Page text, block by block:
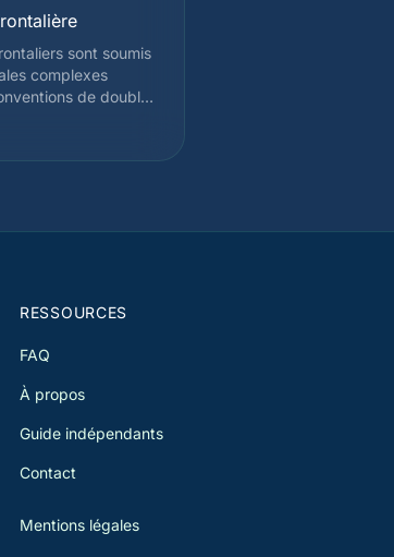
sont soumis
complexes
de double
à la source en
RESSOURCES
FAQ
À propos
Guide indépendants
Contact
Mentions légales